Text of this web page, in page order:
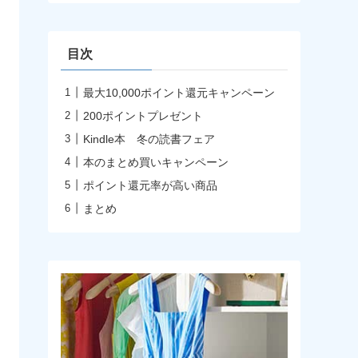
目次
最大10,000ポイント還元キャンペーン
200ポイントプレゼント
Kindle本 冬の読書フェア
本のまとめ買いキャンペーン
ポイント還元率が高い商品
まとめ